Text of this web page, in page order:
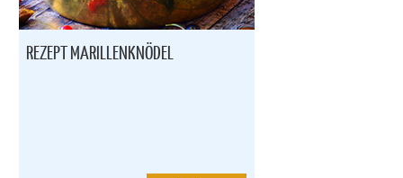
REZEPT MARILLENKNÖDEL